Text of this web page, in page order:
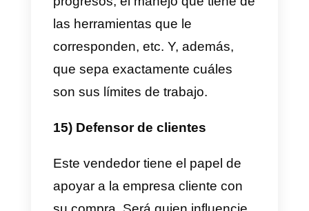
La red de contactos es pieza
clave en el mundo de las ventas.
No todos los vendedores hacen
relaciones con facilidad, sobre
todo aquellos no son
Puedes hacer hincapié en